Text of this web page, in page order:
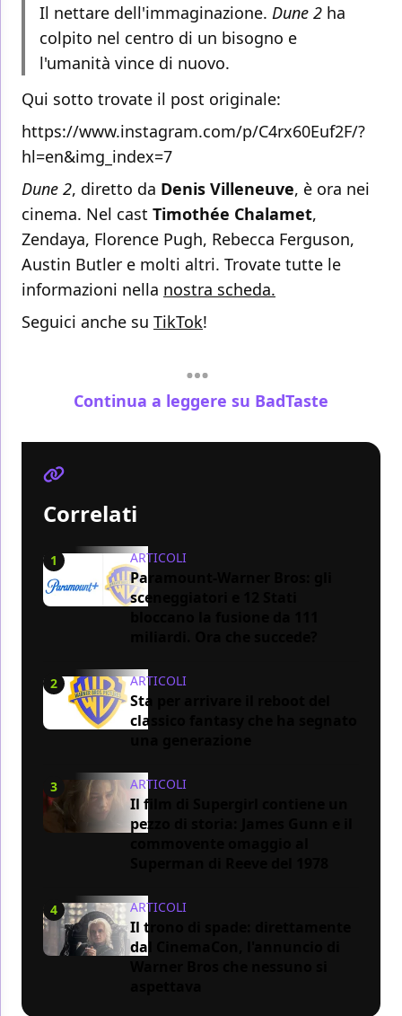
Il nettare dell'immaginazione. Dune 2 ha
colpito nel centro di un bisogno e
l'umanità vince di nuovo.
Qui sotto trovate il post originale:
https://www.instagram.com/p/C4rx60Euf2F/?
hl=en&img_index=7
Dune 2, diretto da Denis Villeneuve, è ora nei
cinema. Nel cast Timothée Chalamet,
Zendaya, Florence Pugh, Rebecca Ferguson,
Austin Butler e molti altri. Trovate tutte le
informazioni nella nostra scheda.
Seguici anche su TikTok!
Continua a leggere su BadTaste
Correlati
1 ARTICOLI
Paramount-Warner Bros: gli
sceneggiatori e 12 Stati
2 ARTICOLI
Sta per arrivare il reboot del
classico fantasy che ha segnato
3 ARTICOLI
Il film di Supergirl contiene un
pezzo di storia: James Gunn e il
4 ARTICOLI
Il trono di spade: direttamente
dal CinemaCon, l'annuncio di